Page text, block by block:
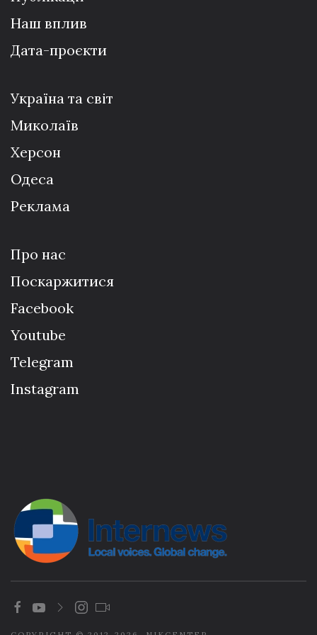
Наш вплив
Дата-проєкти
Україна та світ
Миколаїв
Херсон
Одеса
Реклама
Про нас
Поскаржитися
Facebook
Youtube
Telegram
Instagram